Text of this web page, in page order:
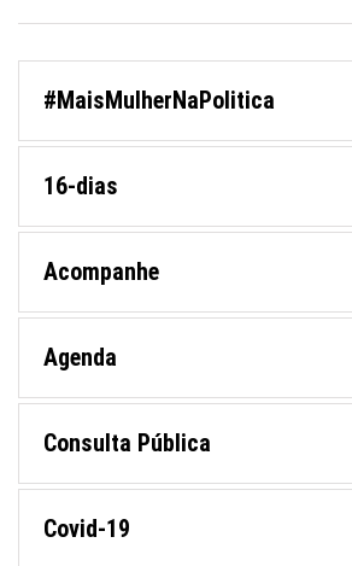
#MaisMulherNaPolitica
16-dias
Acompanhe
Agenda
Consulta Pública
Covid-19